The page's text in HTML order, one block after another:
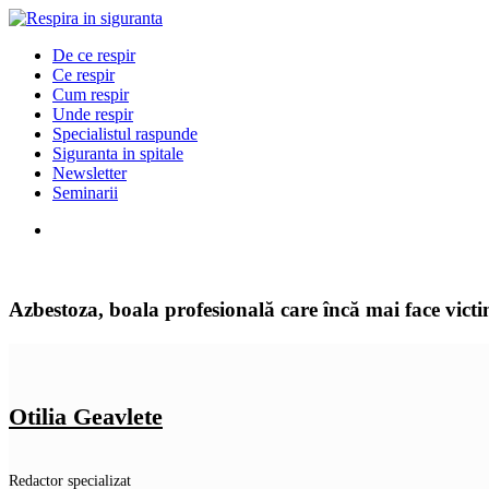
De ce respir
Ce respir
Cum respir
Unde respir
Specialistul raspunde
Siguranta in spitale
Newsletter
Seminarii
Azbestoza, boala profesională care încă mai face
Otilia Geavlete
Redactor specializat